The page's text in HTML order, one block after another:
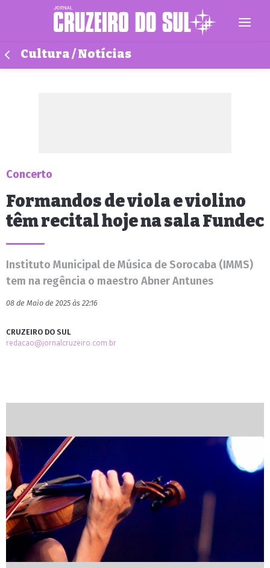
Cultura / Notícias
Concerto
Formandos de viola e violino
têm recital hoje na sala Fundec
Instituto Municipal de Música de Sorocaba (IMMS)
tem na regência o maestro Abner Antunes
08 de Maio de 2025 às 22:16
CRUZEIRO DO SUL
redacao@jornalcruzeiro.com.br